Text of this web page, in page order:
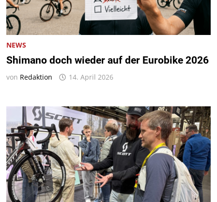
NEWS
Shimano doch wieder auf der Eurobike 2026
von Redaktion 14. April 2026